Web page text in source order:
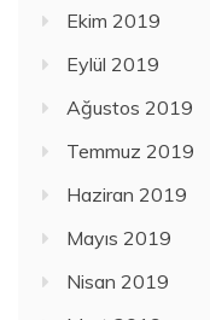
Ekim 2019
Eylül 2019
Ağustos 2019
Temmuz 2019
Haziran 2019
Mayıs 2019
Nisan 2019